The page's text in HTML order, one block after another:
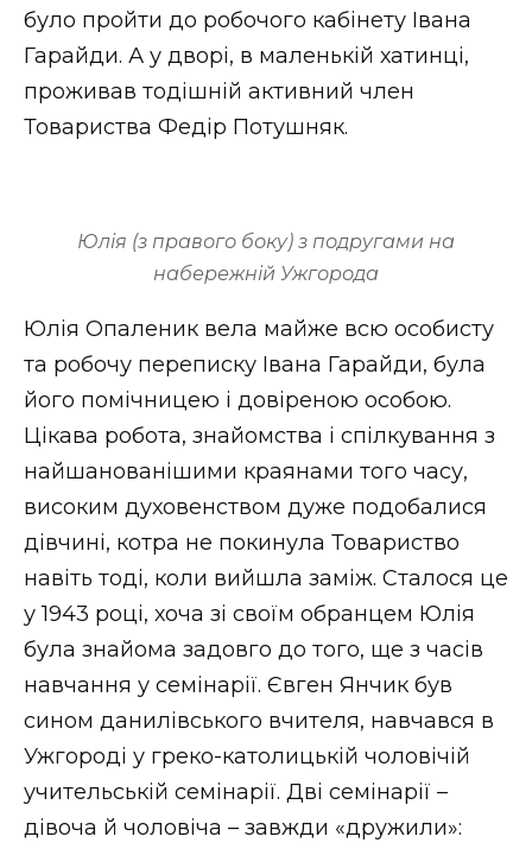
було пройти до робочого кабінету Івана
Гарайди. А у дворі, в маленькій хатинці,
проживав тодішній активний член
Товариства Федір Потушняк.
Юлія (з правого боку) з подругами на
набережній Ужгорода
Юлія Опаленик вела майже всю особисту
та робочу переписку Івана Гарайди, була
його помічницею і довіреною особою.
Цікава робота, знайомства і спілкування з
найшанованішими краянами того часу,
високим духовенством дуже подобалися
дівчині, котра не покинула Товариство
навіть тоді, коли вийшла заміж. Сталося це
у 1943 році, хоча зі своїм обранцем Юлія
була знайома задовго до того, ще з часів
навчання у семінарії. Євген Янчик був
сином данилівського вчителя, навчався в
Ужгороді у греко-католицькій чоловічій
учительській семінарії. Дві семінарії –
дівоча й чоловіча – завжди «дружили»: